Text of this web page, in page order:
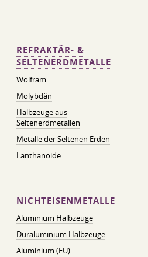
REFRAKTÄR- &
SELTENERDMETALLE
Wolfram
Molybdän
Halbzeuge aus
Seltenerdmetallen
Metalle der Seltenen Erden
Lanthanoide
NICHTEISENMETALLE
Aluminium Halbzeuge
Duraluminium Halbzeuge
Aluminium (EU)